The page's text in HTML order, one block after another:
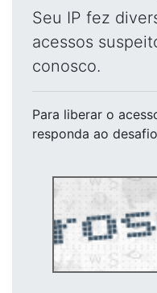
Seu IP fez
acessos
conosco.
Para liberar o
responda ao